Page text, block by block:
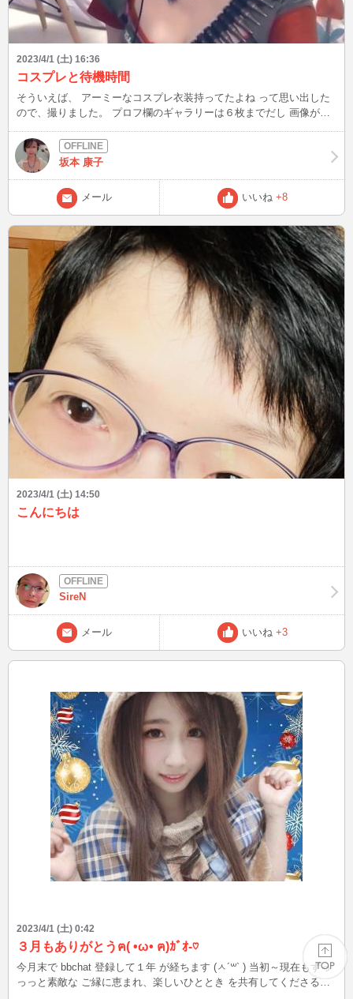
2023/4/1 (土) 16:36
コスプレと待機時間
そういえば、 アーミーなコスプレ衣装持ってたよね って思い出した
ので、撮りました。 プロフ欄のギャラリーは６枚までだし 画像が小
ップすることにしました。 ちなみに 先日、CAコスチュームの画像を
ここにアップさせて頂いたわけですが、 アップしたその日の夜。 そ
のCAコスで待機したのです。 航空無線なんか聞きながら、 そりゃあ
もうノリノリで、気分は本物のスチュワーデスです。 でも ２時間待
機して、１３分しか繋がりませんでした。 誰も来なくて、なんかも
うおかしくて笑っちゃいました（笑）
坂本 康子
メール いいね +8
2023/4/1 (土) 14:50
こんにちは
SireN
メール いいね +3
2023/4/1 (土) 0:42
３月もありがとうฅ( •ω• ฅ)ｶﾞｵ-♡
今月末で bbchat 登録して１年 が経ちます (ㅅ´꒳` ) 当初～現在もずっ
っっと素敵な ご縁に恵まれ、楽しいひととき を共有してくださるお